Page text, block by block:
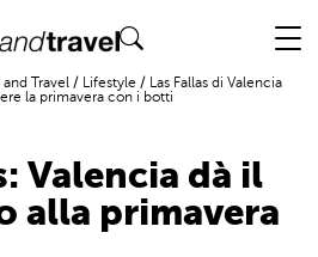
and Travel / Lifestyle / Las Fallas di Valencia
la primavera con i botti
Valencia dà il
alla primavera